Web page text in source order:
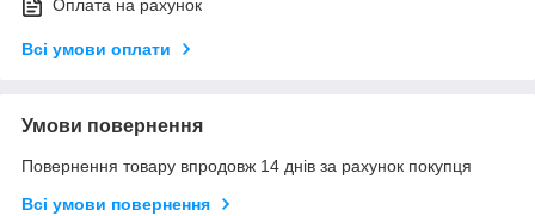
Оплата на рахунок
Всі умови оплати
Умови повернення
Повернення товару впродовж 14 днів за рахунок покупця
Всі умови повернення